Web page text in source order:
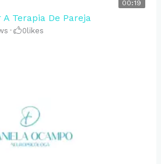
00:19
Terapia De Pareja
• 0 likes